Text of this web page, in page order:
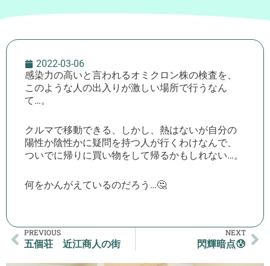
2022-03-06
感染力の高いと言われるオミクロン株の検査を、
このような人の出入りが激しい場所で行うなん
て…。
クルマで移動できる、しかし、熱はないが自分の
陽性か陰性かに疑問を持つ人が行くわけなんで、
ついでに帰りに買い物をして帰るかもしれない…。
何をかんがえているのだろう…🤔
PREVIOUS
五個荘 近江商人の街
NEXT
閃輝暗点😰